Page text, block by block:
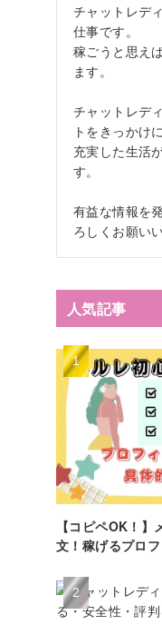
チャットレデ
仕事です。
稼ごうと思え
ます。
チャットレデ
トをきっかけ
充実した生活
す。
有益な情報を
ろしくお願い
人気記事
【コピペOK！
文！稼げるプロ